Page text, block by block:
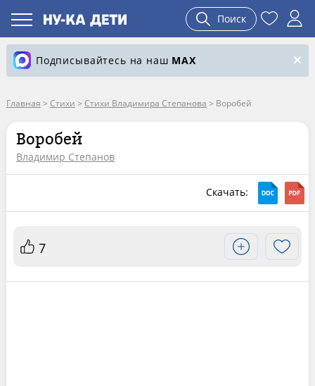
Поиск
Подписывайтесь на наш MAX
Главная > Стихи > Стихи Владимира Степанова > Воробей
Воробей
Владимир Степанов
Скачать:
7